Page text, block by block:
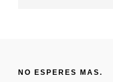
NO ESPERES MAS.